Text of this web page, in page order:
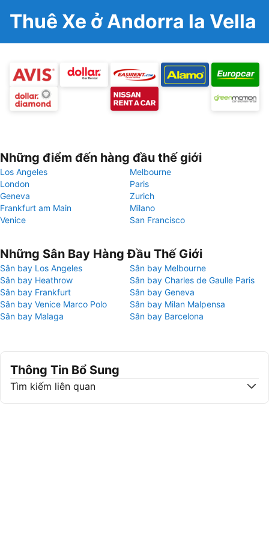
Thuê Xe ở Andorra la Vella
Những điểm đến hàng đầu thế giới
Los Angeles
Melbourne
London
Paris
Geneva
Zurich
Frankfurt am Main
Milano
Venice
San Francisco
Những Sân Bay Hàng Đầu Thế Giới
Sân bay Los Angeles
Sân bay Melbourne
Sân bay Heathrow
Sân bay Charles de Gaulle Paris
Sân bay Frankfurt
Sân bay Geneva
Sân bay Venice Marco Polo
Sân bay Milan Malpensa
Sân bay Malaga
Sân bay Barcelona
Thông Tin Bổ Sung
Tìm kiếm liên quan